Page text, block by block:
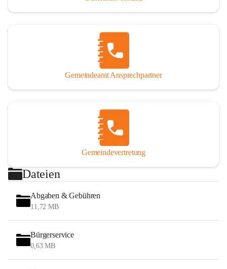
Gemeindeamt Ansprechpartner
Gemeindevertretung
Dateien
Abgaben & Gebühren
11,72 MB
Bürgerservice
0,63 MB